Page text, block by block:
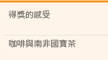
得獎的感受
咖啡與南非國寶茶